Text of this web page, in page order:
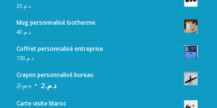
د.م. 33
Mug personnalisé Isotherme
د.م. 40
Coffret personnalisé entreprise
د.م. 130
Crayon personnalisé bureau
د.م.2 د.م.2
Carte visite Maroc